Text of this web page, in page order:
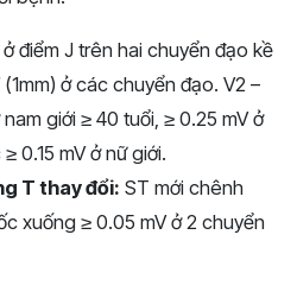
điểm J trên hai chuyển đạo kề
ở các chuyển đạo. V2 –
giới ≥ 40 tuổi, ≥ 0.25 mV ở
0.15 mV ở nữ giới.
T thay đổi: ST mới chênh
xuống ≥ 0.05 mV ở 2 chuyển